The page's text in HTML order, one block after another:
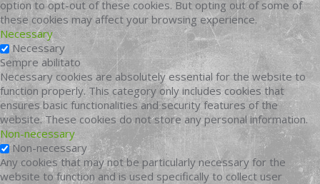
option to opt-out of these cookies. But opting out of some of
these cookies may affect your browsing experience.
Necessary
Necessary
Sempre abilitato
Necessary cookies are absolutely essential for the website to
function properly. This category only includes cookies that
ensures basic functionalities and security features of the
website. These cookies do not store any personal information.
Non-necessary
Non-necessary
Any cookies that may not be particularly necessary for the
website to function and is used specifically to collect user